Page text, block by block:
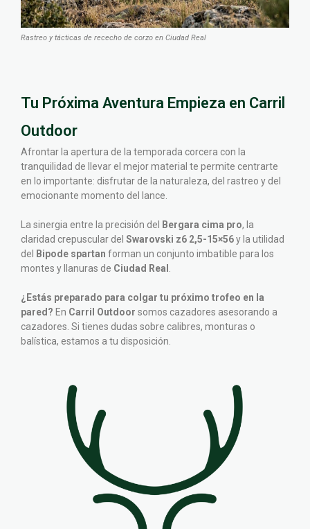
Rastreo y tácticas de rececho de corzo en Ciudad Real
Tu Próxima Aventura Empieza en Carril
Outdoor
Afrontar la apertura de la temporada corcera con la
tranquilidad de llevar el mejor material te permite centrarte
en lo importante: disfrutar de la naturaleza, del rastreo y del
emocionante momento del lance.
La sinergia entre la precisión del Bergara cima pro, la
claridad crepuscular del Swarovski z6 2,5-15×56y la utilidad
del
Bipode spartan forman un conjunto imbatible para los
montes y llanuras de Ciudad Real
¿Estás preparado para colgar tu próximo trofeo en la
pared? En Carril Outdoor somos cazadores asesorando a
cazadores. Si tienes dudas sobre calibres, monturas o
balística, estamos a tu disposición.